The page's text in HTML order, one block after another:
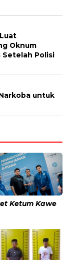
Oknum
Setelah Polisi
untuk
Ketum Kawe